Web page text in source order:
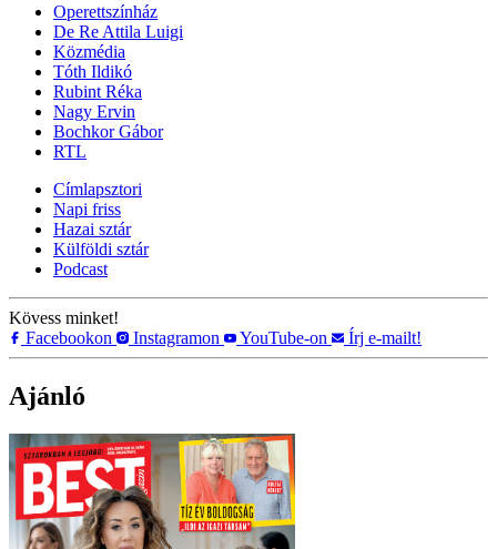
Operettszínház
De Re Attila Luigi
Közmédia
Tóth Ildikó
Rubint Réka
Nagy Ervin
Bochkor Gábor
RTL
Címlapsztori
Napi friss
Hazai sztár
Külföldi sztár
Podcast
Kövess minket!
Facebookon
Instagramon YouTube-on Írj e-mailt!
Ajánló